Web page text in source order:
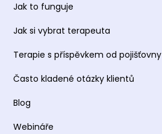
Jak to funguje
Jak si vybrat terapeuta
Terapie s příspěvkem od pojišťovny
Často kladené otázky klientů
Blog
Webináře